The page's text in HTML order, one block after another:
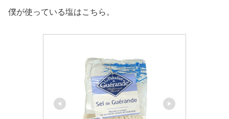
僕が使っている塩はこちら。